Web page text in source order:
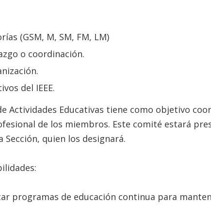
(GSM, M, SM, FM, LM)
o coordinación.
del IEEE.
Actividades Educativas tiene como objetivo
de los miembros. Este comité estará
quien los designará.
programas de educación continua para